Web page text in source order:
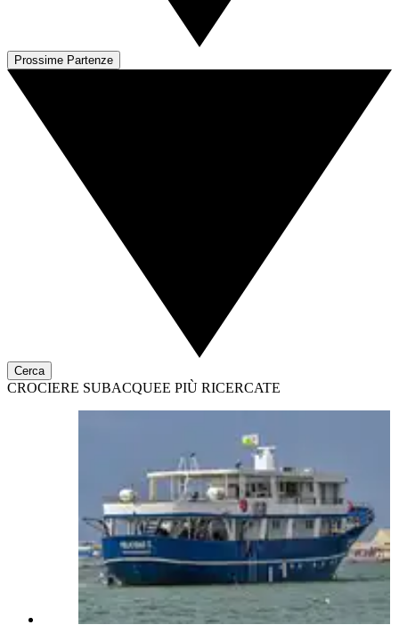
Prossime Partenze
Cerca
CROCIERE SUBACQUEE PIÙ RICERCATE